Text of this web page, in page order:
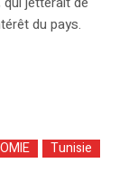
du pays.
Tunisie